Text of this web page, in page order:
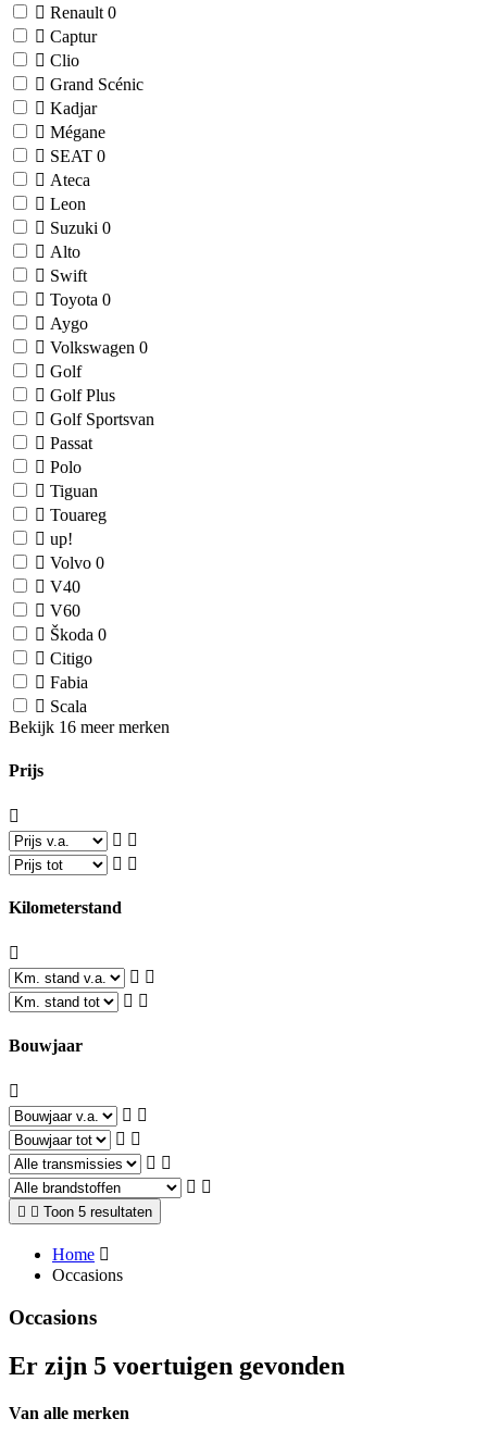
Renault 0
Captur
Clio
Grand Scénic
Kadjar
Mégane
SEAT 0
Ateca
Leon
Suzuki 0
Alto
Swift
Toyota 0
Aygo
Volkswagen 0
Golf
Golf Plus
Golf Sportsvan
Passat
Polo
Tiguan
Touareg
up!
Volvo 0
V40
V60
Škoda 0
Citigo
Fabia
Scala
Bekijk 16 meer merken
Prijs
Kilometerstand
Bouwjaar
Toon 5 resultaten
Home
Occasions
Occasions
Er zijn 5 voertuigen gevonden
Van alle merken